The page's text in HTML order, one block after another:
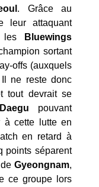
. Grâce au
leur attaquant
les
Bluewings
sortant
offs (auxquels
Il ne reste donc
tout devrait se
Daegu pouvant
à cette lutte en
en retard à
points séparent
deGyeongnam,
ce groupe lors